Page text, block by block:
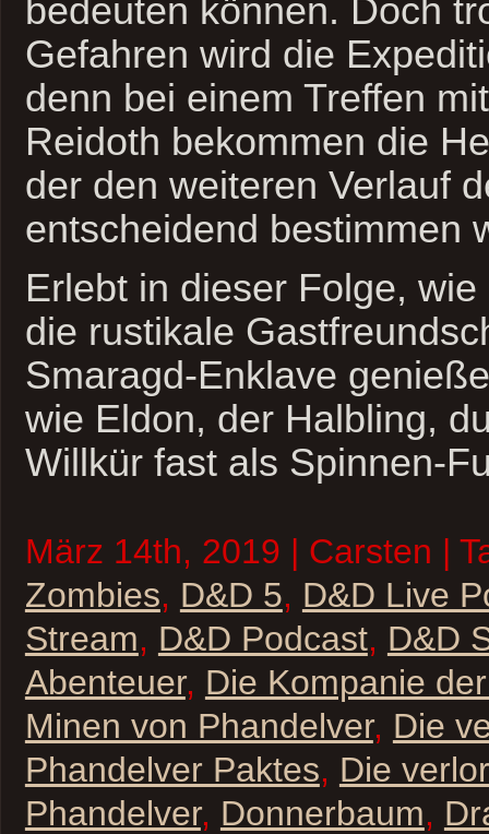
bedeuten können. Doch
Gefahren wird die
denn bei einem Treffen
Reidoth bekommen die
der den weiteren Verlauf
entscheidend bestimmen
Erlebt in dieser Folge,
die rustikale
Smaragd-Enklave
wie Eldon, der Halbling,
Willkür fast als Spinnen-
März 14th, 2019 | Carsten |
Zombies, D&D 5, D&D Live
Stream, D&D Podcast, D&D
Abenteuer, Die Kompanie
Minen von Phandelver, Die
Phandelver Paktes, Die
Phandelver, Donnerbaum,